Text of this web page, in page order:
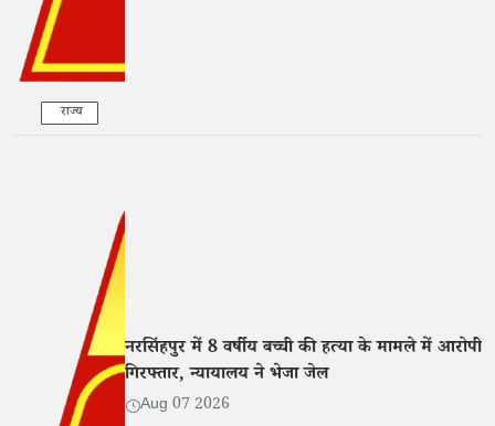
राज्य
नरसिंहपुर में 8 वर्षीय बच्ची की हत्या के मामले में आरोपी
गिरफ्तार, न्यायालय ने भेजा जेल
Aug 07 2026